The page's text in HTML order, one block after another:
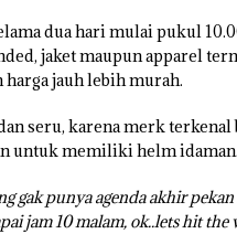
dua hari mulai pukul
jaket maupun apparel
jauh lebih murah.
seru, karena merk
untuk memiliki helm
gak punya agenda akhir
jam 10 malam, ok..lets hit the